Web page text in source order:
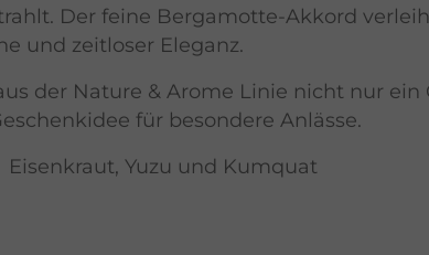
Der feine Bergamotte-Akkord
und zeitloser Eleganz.
der Nature & Arome Linie nicht nur ein
für besondere Anlässe.
Eisenkraut, Yuzu und Kumquat